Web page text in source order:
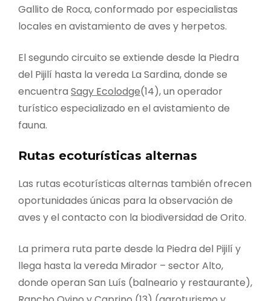
Gallito de Roca, conformado por especialistas
locales en avistamiento de aves y herpetos.
El segundo circuito se extiende desde la Piedra
del Pijilí hasta la vereda La Sardina, donde se
encuentra Sagy Ecolodge(14), un operador
turístico especializado en el avistamiento de
fauna.
Rutas ecoturísticas alternas
Las rutas ecoturísticas alternas también ofrecen
oportunidades únicas para la observación de
aves y el contacto con la biodiversidad de Orito.
La primera ruta parte desde la Piedra del Pijilí y
llega hasta la vereda Mirador – sector Alto,
donde operan San Luís (balneario y restaurante),